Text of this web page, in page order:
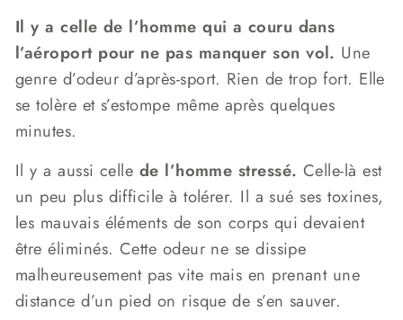
Il y a celle de l’homme qui a couru dans
l’aéroport pour ne pas manquer son vol. Une
genre d’odeur d’après-sport. Rien de trop fort. Elle
se tolère et s’estompe même après quelques
minutes.
Il y a aussi celle de l’homme stressé. Celle-là est
un peu plus difficile à tolérer. Il a sué ses toxines,
les mauvais éléments de son corps qui devaient
être éliminés. Cette odeur ne se dissipe
malheureusement pas vite mais en prenant une
distance d’un pied on risque de s’en sauver.